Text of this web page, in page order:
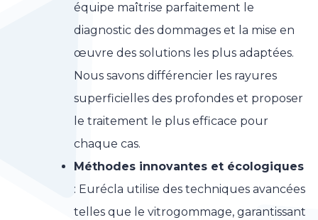
équipe maîtrise parfaitement le
diagnostic des dommages et la mise en
œuvre des solutions les plus adaptées.
Nous savons différencier les rayures
superficielles des profondes et proposer
le traitement le plus efficace pour
chaque cas.
Méthodes innovantes et écologiques
: Eurécla utilise des techniques avancées
telles que le vitrogommage, garantissant